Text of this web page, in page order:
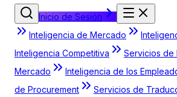
Inicio de Sesión
Inteligencia de Mercado
Inteligencia Competitiva
Servicios de
Mercado
Inteligencia de los
de Procurement
Servicios de